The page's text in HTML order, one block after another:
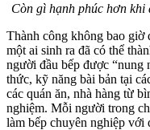
Còn gì hạnh phúc hơn khi
Thành công không bao giờ
một ai sinh ra đã có thể
người đầu bếp được “nung
thức, kỹ năng bài bản tại
các quán ăn, nhà hàng từ
nghiệm. Mỗi người trong
làm bếp chuyên nghiệp với